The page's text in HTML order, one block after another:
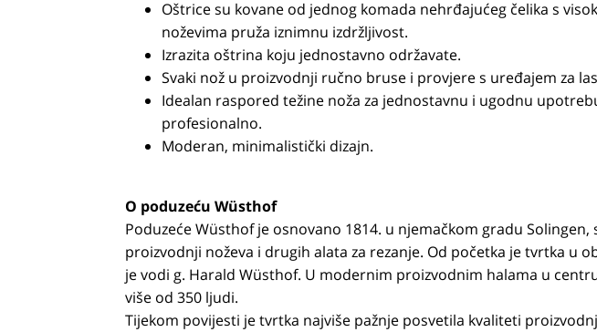
Oštrice su kovane od jednog komada nehrđajućeg čelika s
noževima pruža iznimnu izdržljivost.
Izrazita oštrina koju jednostavno održavate.
Svaki nož u proizvodnji ručno bruse i provjere s uređajem za
Idealan raspored težine noža za jednostavnu i ugodnu
profesionalno.
Moderan, minimalistički dizajn.
O poduzeću Wüsthof
Poduzeće Wüsthof je osnovano 1814. u njemačkom gradu
proizvodnji noževa i drugih alata za rezanje. Od početka je tvrtka u
je vodi g. Harald Wüsthof. U modernim proizvodnim halama u
više od 350 ljudi.
Tijekom povijesti je tvrtka najviše pažnje posvetila kvaliteti